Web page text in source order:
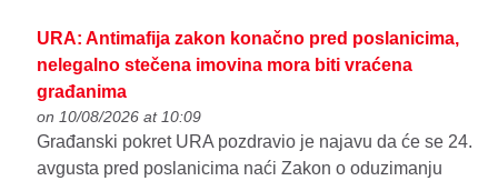
URA: Antimafija zakon konačno pred poslanicima,
nelegalno stečena imovina mora biti vraćena
građanima
on 10/08/2026 at 10:09
Građanski pokret URA pozdravio je najavu da će se 24.
avgusta pred poslanicima naći Zakon o oduzimanju